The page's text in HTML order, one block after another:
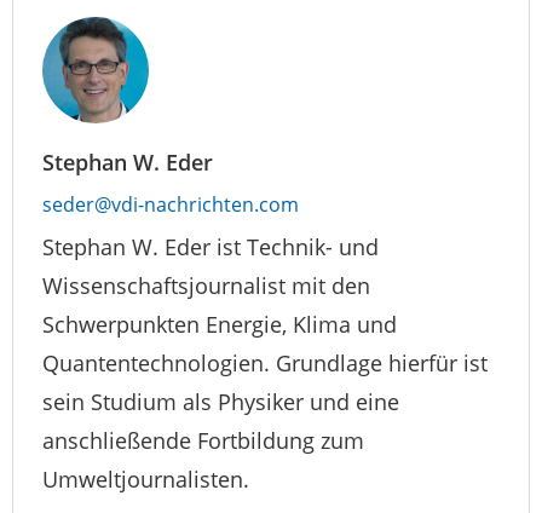
Stephan W. Eder
seder@vdi-nachrichten.com
Stephan W. Eder ist Technik- und
Wissenschaftsjournalist mit den
Schwerpunkten Energie, Klima und
Quantentechnologien. Grundlage hierfür ist
sein Studium als Physiker und eine
anschließende Fortbildung zum
Umweltjournalisten.